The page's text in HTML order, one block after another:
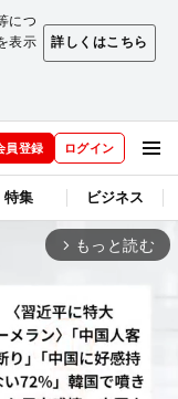
につ
表示
詳しくはこちら
員登録 ログイン
特集 ビジネス
arrow_forward_ios もっと読む